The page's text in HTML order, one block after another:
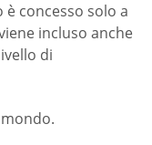
concesso solo a
incluso anche
di